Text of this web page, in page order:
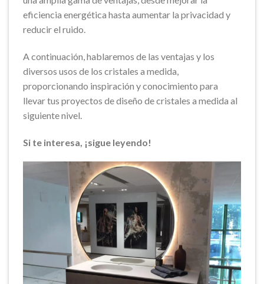
eficiencia energética hasta aumentar la privacidad y
reducir el ruido.
A continuación, hablaremos de las ventajas y los
diversos usos de los cristales a medida,
proporcionando inspiración y conocimiento para
llevar tus proyectos de diseño de cristales a medida al
siguiente nivel.
Si te interesa, ¡sigue leyendo!